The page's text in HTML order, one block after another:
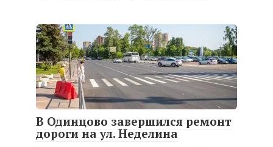
В Одинцово завершился ремонт
дороги на ул. Неделина